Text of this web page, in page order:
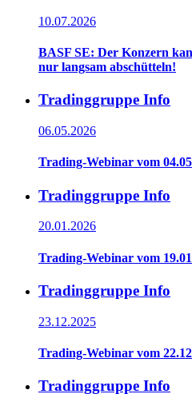
10.07.2026
BASF SE: Der Konzern
nur langsam abschütteln!
Tradinggruppe Info
06.05.2026
Trading-Webinar vom
Tradinggruppe Info
20.01.2026
Trading-Webinar vom
Tradinggruppe Info
23.12.2025
Trading-Webinar vom
Tradinggruppe Info